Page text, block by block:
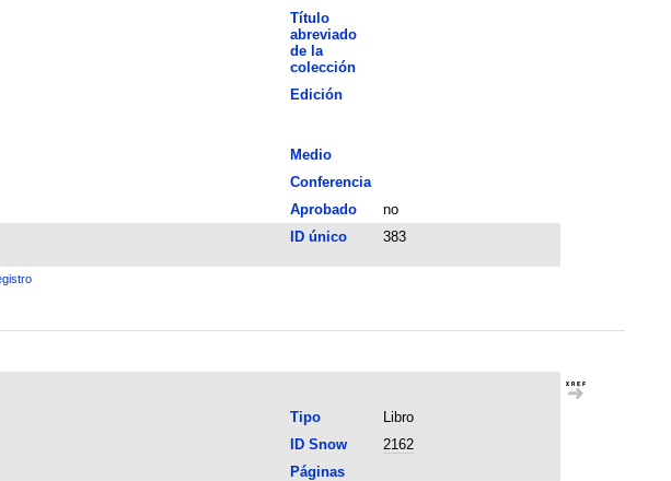
Título
abreviado
de la
colección
Edición
Medio
Conferencia
Aprobado
no
ID único 383
Tipo
Libro
ID Snow
2162
Páginas